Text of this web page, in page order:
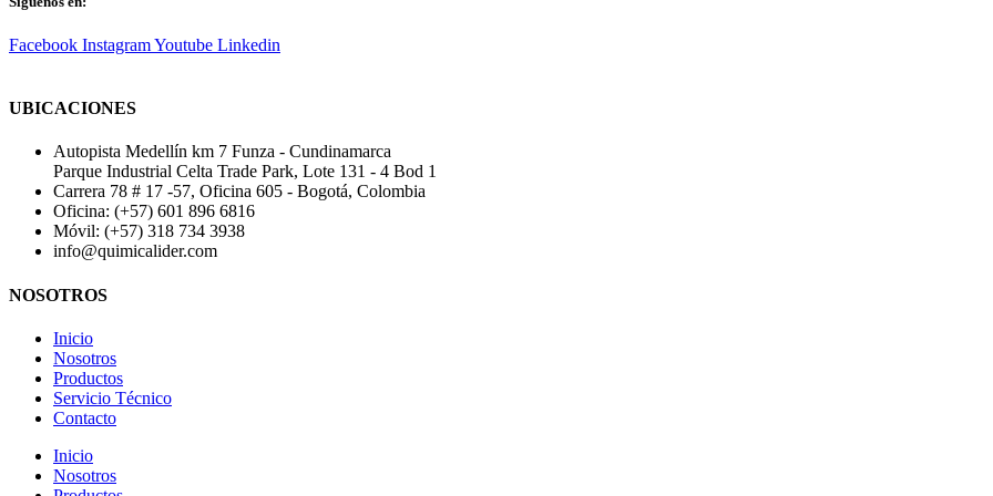
Facebook InstagramYoutube Linkedin
UBICACIONES
Autopista Medellín km 7 Funza - Cundinamarca
Parque Industrial Celta Trade Park, Lote 131 - 4 Bod 1
Carrera 78 # 17 -57, Oficina 605 - Bogotá, Colombia
Oficina: (+57) 601 896 6816
Móvil: (+57) 318 734 3938
info@quimicalider.com
NOSOTROS
Inicio
Nosotros
Productos
Servicio Técnico
Contacto
Inicio
Nosotros